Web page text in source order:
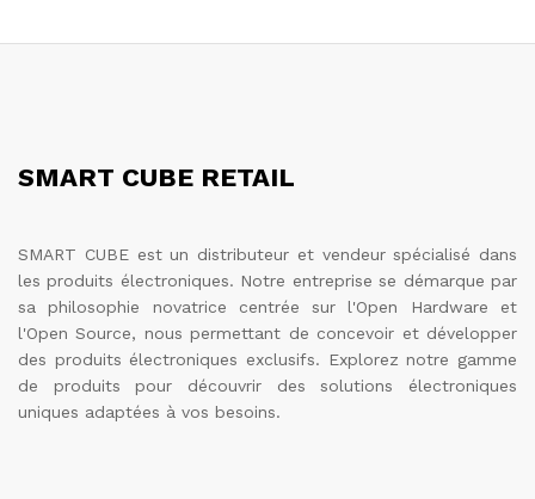
SMART CUBE RETAIL
SMART CUBE est un distributeur et vendeur spécialisé dans
les produits électroniques. Notre entreprise se démarque par
sa philosophie novatrice centrée sur l'Open Hardware et
l'Open Source, nous permettant de concevoir et développer
des produits électroniques exclusifs. Explorez notre gamme
de produits pour découvrir des solutions électroniques
uniques adaptées à vos besoins.